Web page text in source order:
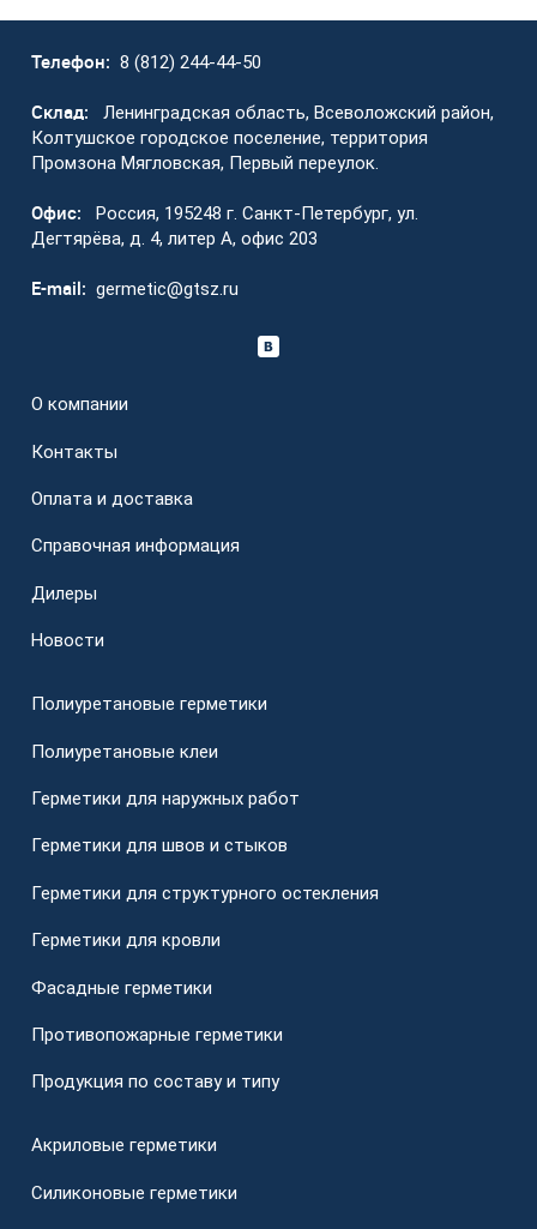
Телефон: 8 (812) 244-44-50
Склад:
Ленинградская область, Всеволожский район,
Колтушское городское поселение, территория
Промзона Мягловская, Первый переулок.
Офис:
Россия, 195248 г. Санкт-Петербург, ул.
Дегтярёва, д. 4, литер А, офис 203
E-mail: germetic@gtsz.ru
О компании
Контакты
Оплата и доставка
Справочная информация
Дилеры
Новости
Полиуретановые герметики
Полиуретановые клеи
Герметики для наружных работ
Герметики для швов и стыков
Герметики для структурного остекления
Герметики для кровли
Фасадные герметики
Противопожарные герметики
Продукция по составу и типу
Акриловые герметики
Силиконовые герметики